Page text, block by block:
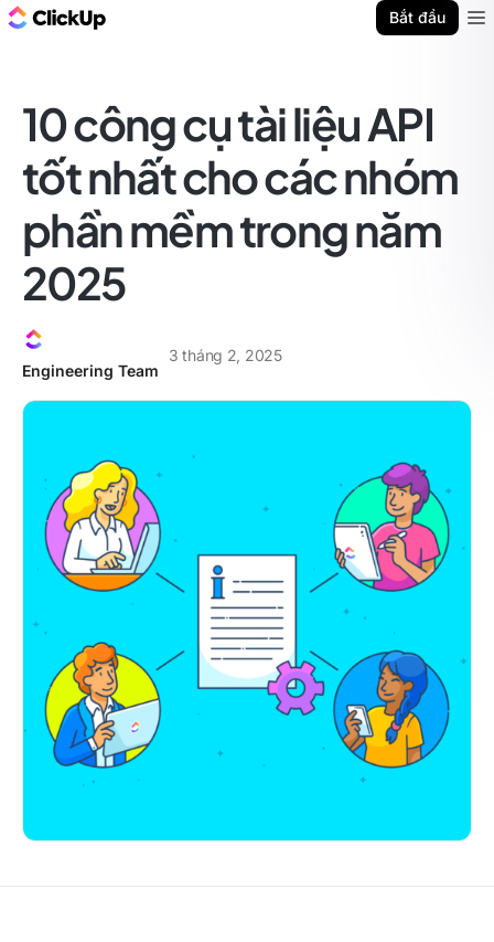
Bắt đầu
10 công cụ tài liệu API
tốt nhất cho các nhóm
phần mềm trong năm
2025
Engineering Team
3 tháng 2, 2025